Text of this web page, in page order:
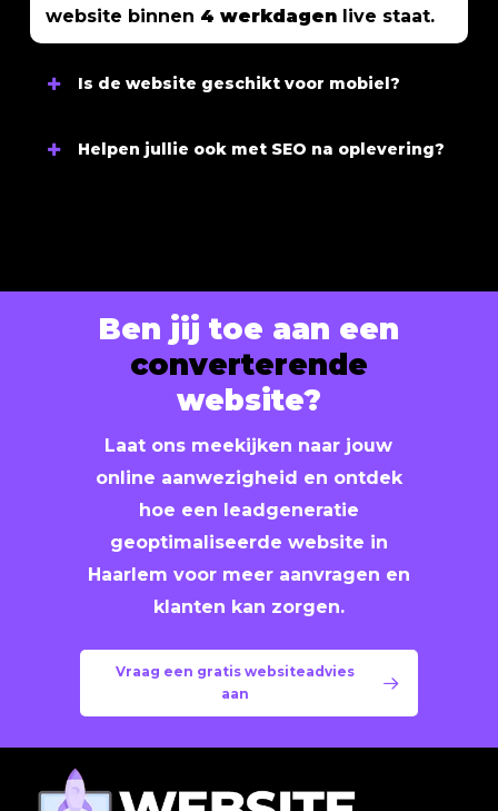
website binnen 4 werkdagenlive staat.
Is de website geschikt voor mobiel?
Ja, elke website wordt volledig
Helpen jullie ook met SEO na oplevering?
inclusief optimalisatie van titels, meta-
informatie en interne links. Voor een
hogere lokale vindbaarheid in Beverwijk
kunnen wij extra landingspagina’s,
Daarnaast bieden wijmaandelijkse SEO-
aan om je positie in Google
Ben jij toe aan een
converterende
website?
Laat ons meekijken naar jouw
online aanwezigheid en ontdek
hoe een leadgeneratie
geoptimaliseerde website in
Haarlem voor meer aanvragen en
klanten kan zorgen.
Vraag een gratis websiteadvies
aan